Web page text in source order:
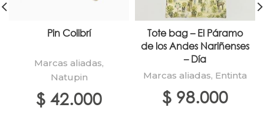
Pin Colibrí
Marcas aliadas,
Natupin
$ 42.000
Tote bag – El Páramo
de los Andes Nariñenses
– Día
Marcas aliadas, Entinta
$ 98.000